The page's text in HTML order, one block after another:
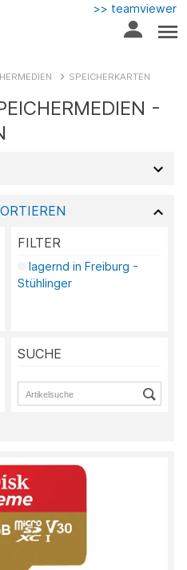
>> teamviewer
SPEICHERKARTEN
-
FILTER
lagernd in Freiburg -
Stühlinger
SUCHE